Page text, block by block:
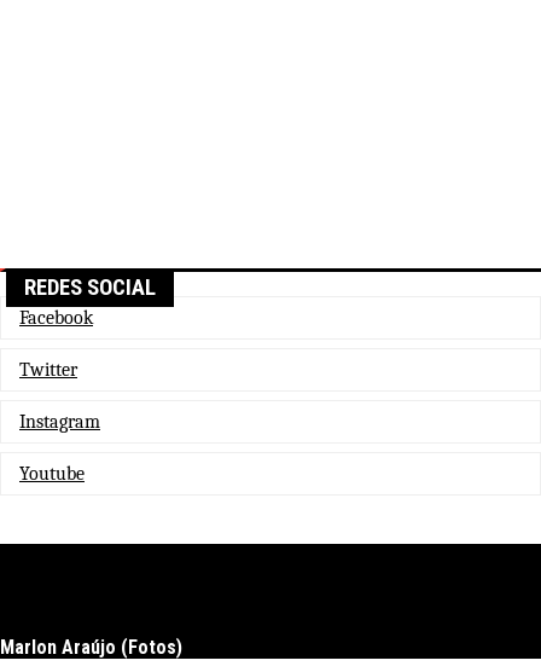
REDES SOCIAL
Facebook
Twitter
Instagram
Youtube
Marlon Araújo (Fotos)